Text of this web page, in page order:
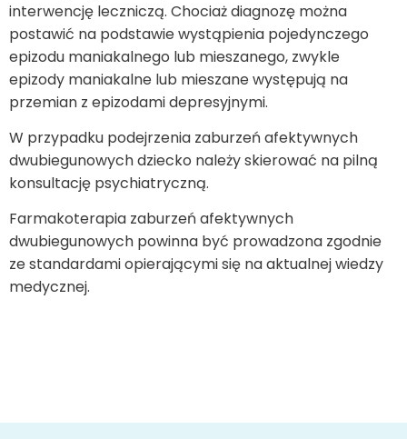
interwencję leczniczą. Chociaż diagnozę można
postawić na podstawie wystąpienia pojedynczego
epizodu maniakalnego lub mieszanego, zwykle
epizody maniakalne lub mieszane występują na
przemian z epizodami depresyjnymi.
W przypadku podejrzenia zaburzeń afektywnych
dwubiegunowych dziecko należy skierować na pilną
konsultację psychiatryczną.
Farmakoterapia zaburzeń afektywnych
dwubiegunowych powinna być prowadzona zgodnie
ze standardami opierającymi się na aktualnej wiedzy
medycznej.